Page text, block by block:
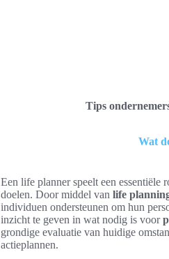
Tips
Wat
Een life planner speelt een
doelen. Door middel van life
individuen ondersteunen om hun
inzicht te geven in wat nodig is voor
grondige evaluatie van huidige
actieplannen.